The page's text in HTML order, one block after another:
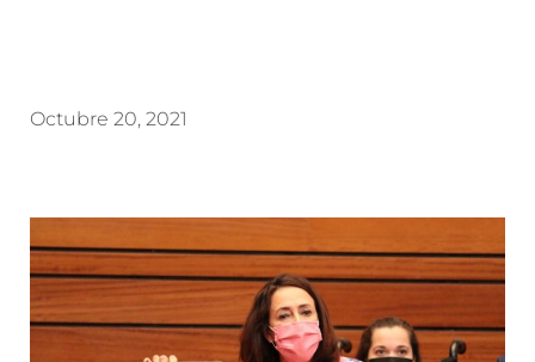
Octubre 20, 2021